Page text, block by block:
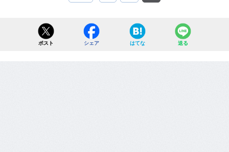
ポスト シェア はてな 送る